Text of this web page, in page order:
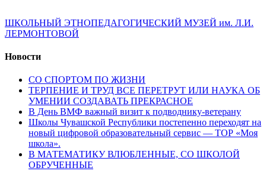
ШКОЛЬНЫЙ ЭТНОПЕДАГОГИЧЕСКИЙ МУЗЕЙ им. Л.И.
ЛЕРМОНТОВОЙ
Новости
СО СПОРТОМ ПО ЖИЗНИ
ТЕРПЕНИЕ И ТРУД ВСЕ ПЕРЕТРУТ ИЛИ НАУКА ОБ
УМЕНИИ СОЗДАВАТЬ ПРЕКРАСНОЕ
В День ВМФ важный визит к подводнику-ветерану
Школы Чувашской Республики постепенно переходят на
новый цифровой образовательный сервис — ТОР «Моя
школа».
В МАТЕМАТИКУ ВЛЮБЛЕННЫЕ, СО ШКОЛОЙ
ОБРУЧЕННЫЕ